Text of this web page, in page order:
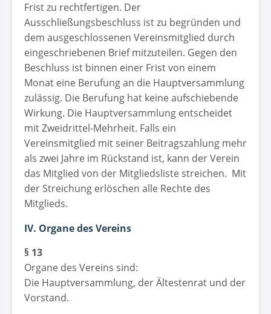
Frist zu rechtfertigen. Der
Ausschließungsbeschluss ist zu begründen und
dem ausgeschlossenen Vereinsmitglied durch
eingeschriebenen Brief mitzuteilen. Gegen den
Beschluss ist binnen einer Frist von einem
Monat eine Berufung an die Hauptversammlung
zulässig. Die Berufung hat keine aufschiebende
Wirkung. Die Hauptversammlung entscheidet
mit Zweidrittel-Mehrheit. Falls ein
Vereinsmitglied mit seiner Beitragszahlung mehr
als zwei Jahre im Rückstand ist, kann der Verein
das Mitglied von der Mitgliedsliste streichen. Mit
der Streichung erlöschen alle Rechte des
Mitglieds.
IV. Organe des Vereins
§ 13
Organe des Vereins sind:
Die Hauptversammlung, der Ältestenrat und der
Vorstand.